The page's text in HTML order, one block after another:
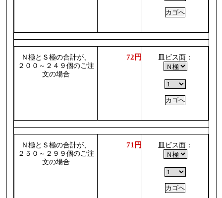
Ｎ極とＳ極の合計が、
２００～２４９個のご注
文の場合
72円 皿ビス面：
Ｎ極とＳ極の合計が、
２５０～２９９個のご注
文の場合
71円 皿ビス面：